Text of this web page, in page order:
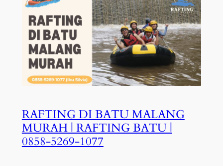
RAFTING DI BATU MALANG
MURAH | RAFTING BATU |
0858-5269-1077